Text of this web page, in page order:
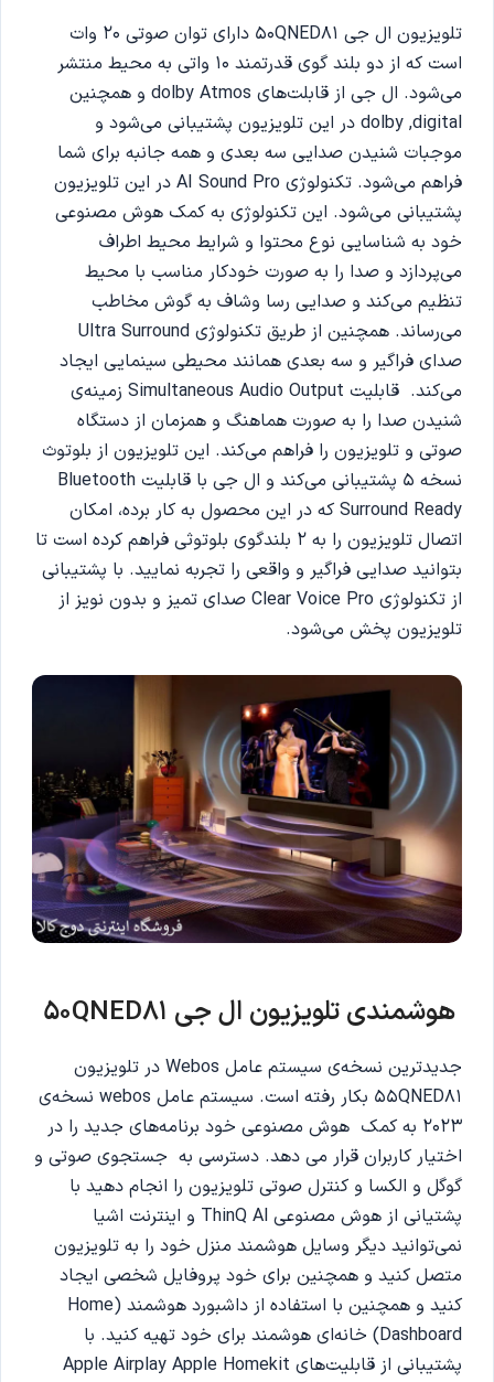
تلویزیون ال جی 50QNED81 دارای توان صوتی 20 وات
است که از دو بلند گوی قدرتمند 10 واتی به محیط منتشر
می‌شود. ال جی از قابلت‌های dolby Atmos و همچنین
dolby ,digital در این تلویزیون پشتیبانی می‌شود و
موجبات شنیدن صدایی سه بعدی و همه جانبه برای شما
فراهم می‌شود. تکنولوژی AI Sound Pro در این تلویزیون
پشتیبانی می‌شود. این تکنولوژی به کمک هوش مصنوعی
خود به شناسایی نوع محتوا و شرایط محیط اطراف
می‌پردازد و صدا را به صورت خودکار مناسب با محیط
تنظیم می‌کند و صدایی رسا وشاف به گوش مخاطب
صدای فراگیر و سه بعدی همانند محیطی سینمایی ایجاد
می‌کند. قابلیت Simultaneous Audio Output زمینه‌ی
شنیدن صدا را به صورت هماهنگ و همزمان از دستگاه
صوتی و تلویزیون را فراهم می‌کند. این تلویزیون از بلوتوث
نسخه 5 پشتیبانی می‌کند و ال جی با قابلیت Bluetooth
Surround Ready که در این محصول به کار برده، امکان
اتصال تلویزیون را به 2 بلندگوی بلوتوثی فراهم کرده است تا
بتوانید صدایی فراگیر و واقعی را تجربه نمایید. با پشتیبانی
از تکنولوژی Clear Voice Pro صدای تمیز و بدون نویز از
تلویزیون پخش می‌شود.
هوشمندی تلویزیون ال جی 50QNED81
جدیدترین نسخه‌ی سیستم عامل Webos در تلویزیون
55QNED81 بکار رفته است. سیستم عامل webos نسخه‌ی
2023 به کمک هوش مصنوعی خود برنامه‌های جدید را در
اختیار کاربران قرار می دهد. دسترسی به جستجوی صوتی و
گوگل و الکسا و کنترل صوتی تلویزیون را انجام دهید با
پشتیانی از هوش مصنوعی ThinQ Al و اینترنت اشیا
نمی‌توانید دیگر وسایل هوشمند منزل خود را به تلویزیون
متصل کنید و همچنین برای خود پروفایل شخصی ایجاد
کنید و همچنین با استفاده از داشبورد هوشمند (Home
Dashboard) خانه‌ای هوشمند برای خود تهیه کنید. با
پشتیبانی از قابلیت‌های Apple Airplay Apple Homekit